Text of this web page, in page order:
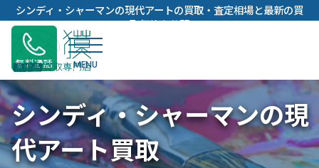
内
容
キ
プ
シンディ・シャーマンの現代アートの買取・査定相場と最新の買
取価格を公開
無料通話
シンディ・シャーマンの現
代アート買取